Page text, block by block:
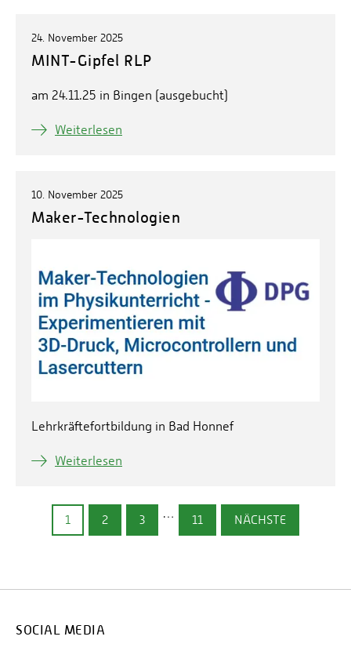
24. November 2025
MINT-Gipfel RLP
am 24.11.25 in Bingen (ausgebucht)
Weiterlesen
10. November 2025
Maker-Technologien
Lehrkräftefortbildung in Bad Honnef
Weiterlesen
1 2 3 … 11 NÄCHSTE
SOCIAL MEDIA